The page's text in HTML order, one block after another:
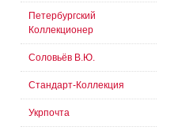
Петербургский
Коллекционер
Соловьёв В.Ю.
Стандарт-Коллекция
Укрпочта